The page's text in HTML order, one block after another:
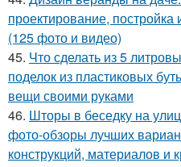
проектирование,
(125 фото и видео)
45. Что сделать из 5
поделок из пластиковых
вещи своими руками
46. Шторы в беседку на
фото-обзоры лучших
конструкций, материалов и